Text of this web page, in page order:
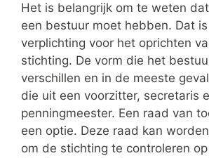
Het is belangrijk om te weten
een bestuur moet hebben. Dat
verplichting voor het oprichten
stichting. De vorm die het
verschillen en in de meeste
die uit een voorzitter, secretaris
penningmeester. Een raad van
een optie. Deze raad kan
om de stichting te controleren